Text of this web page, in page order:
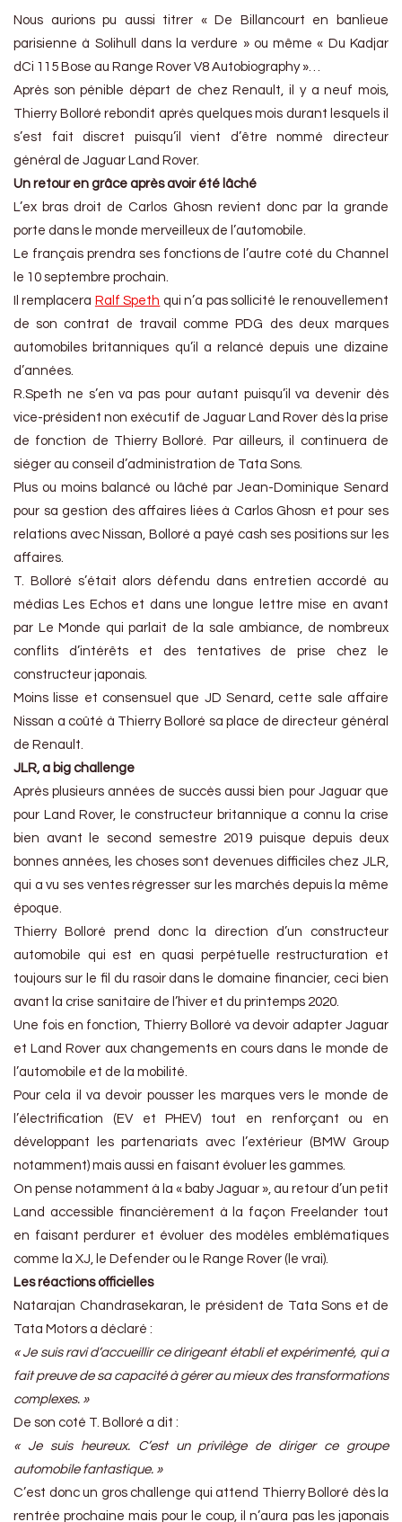
Nous aurions pu aussi titrer « De Billancourt en banlieue
parisienne à Solihull dans la verdure » ou même « Du Kadjar
dCi 115 Bose au Range Rover V8 Autobiography »…
Après son pénible départ de chez Renault, il y a neuf mois,
Thierry Bolloré rebondit après quelques mois durant lesquels il
s’est fait discret puisqu’il vient d’être nommé directeur
général de Jaguar Land Rover.
Un retour en grâce après avoir été lâché
L’ex bras droit de Carlos Ghosn revient donc par la grande
porte dans le monde merveilleux de l’automobile.
Le français prendra ses fonctions de l’autre coté du Channel
le 10 septembre prochain.
Il remplacera Ralf Speth qui n’a pas sollicité le renouvellement
de son contrat de travail comme PDG des deux marques
automobiles britanniques qu’il a relancé depuis une dizaine
d’années.
R.Speth ne s’en va pas pour autant puisqu’il va devenir dès
vice-président non exécutif de Jaguar Land Rover dès la prise
de fonction de Thierry Bolloré. Par ailleurs, il continuera de
siéger au conseil d’administration de Tata Sons.
Plus ou moins balancé ou lâché par Jean-Dominique Senard
pour sa gestion des affaires liées à Carlos Ghosn et pour ses
relations avec Nissan, Bolloré a payé cash ses positions sur les
affaires.
T. Bolloré s’était alors défendu dans entretien accordé au
médias Les Echos et dans une longue lettre mise en avant
par Le Monde qui parlait de la sale ambiance, de nombreux
conflits d’intérêts et des tentatives de prise chez le
constructeur japonais.
Moins lisse et consensuel que JD Senard, cette sale affaire
Nissan a coûté à Thierry Bolloré sa place de directeur général
de Renault.
JLR, a big challenge
Après plusieurs années de succès aussi bien pour Jaguar que
pour Land Rover, le constructeur britannique a connu la crise
bien avant le second semestre 2019 puisque depuis deux
bonnes années, les choses sont devenues difficiles chez JLR,
qui a vu ses ventes régresser sur les marchés depuis la même
époque.
Thierry Bolloré prend donc la direction d’un constructeur
automobile qui est en quasi perpétuelle restructuration et
toujours sur le fil du rasoir dans le domaine financier, ceci bien
avant la crise sanitaire de l’hiver et du printemps 2020.
Une fois en fonction, Thierry Bolloré va devoir adapter Jaguar
et Land Rover aux changements en cours dans le monde de
l’automobile et de la mobilité.
Pour cela il va devoir pousser les marques vers le monde de
l’électrification (EV et PHEV) tout en renforçant ou en
développant les partenariats avec l’extérieur (BMW Group
notamment) mais aussi en faisant évoluer les gammes.
On pense notamment à la « baby Jaguar », au retour d’un petit
Land accessible financièrement à la façon Freelander tout
en faisant perdurer et évoluer des modèles emblématiques
comme la XJ, le Defender ou le Range Rover (le vrai).
Les réactions officielles
Natarajan Chandrasekaran, le président de Tata Sons et de
Tata Motors a déclaré :
« Je suis ravi d’accueillir ce dirigeant établi et expérimenté, qui a
fait preuve de sa capacité à gérer au mieux des transformations
complexes. »
De son coté T. Bolloré a dit :
« Je suis heureux. C’est un privilège de diriger ce groupe
automobile fantastique. »
C’est donc un gros challenge qui attend Thierry Bolloré dès la
rentrée prochaine mais pour le coup, il n’aura pas les japonais